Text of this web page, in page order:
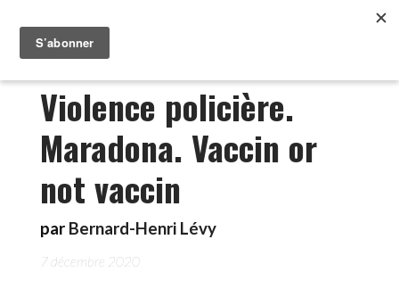
Violence policière.
Maradona. Vaccin or
not vaccin
par Bernard-Henri Lévy
7 décembre 2020